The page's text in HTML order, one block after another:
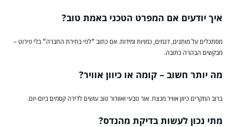
איך יודעים אם המפרט הטכני באמת טוב?
מסתכלים על מותגים, דגמים, כמויות ומידות. אם כתוב ״לפי בחירת החברה״ בלי פירוט –
מבקשים הבהרה כתובה.
מה יותר חשוב – קומה או כיוון אוויר?
ברוב המקרים כיוון אוויר מנצח. אור טבעי ואוורור טוב עושים לדירה קסמים ביום-יום.
מתי נכון לעשות בדיקת מהנדס?